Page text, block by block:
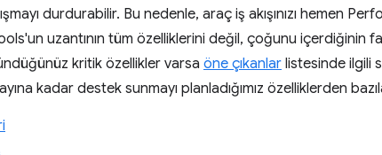
durdurabilir. Bu nedenle, araç iş akışınızı hemen
uzantının tüm özelliklerini değil, çoğunu içerdiğinin
kritik özellikler varsa öne çıkanlar listesinde ilgili
kadar destek sunmayı planladığımız özelliklerden